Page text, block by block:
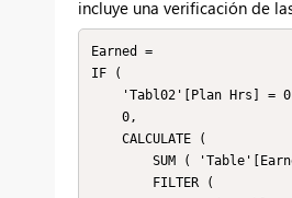
incluye una verificación de
Earned =
IF (